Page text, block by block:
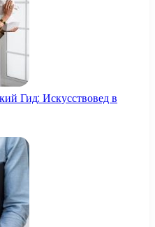
Гид: Искусствовед в